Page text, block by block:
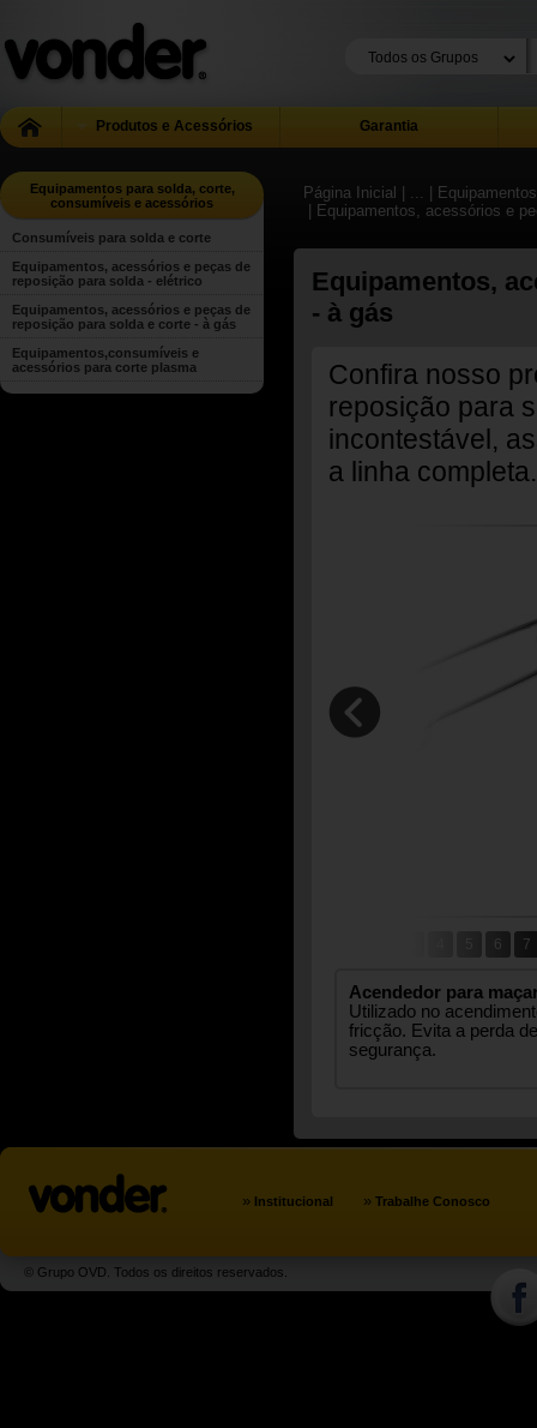
Produtos e Acessórios Garantia
Equipamentos para solda, corte,
consumíveis e acessórios
Consumíveis para solda e corte
Equipamentos, acessórios e peças de
reposição para solda - elétrico
Equipamentos, acessórios e peças de
reposição para solda e corte - à gás
Equipamentos,consumíveis e
acessórios para corte plasma
Página Inicial | ...
|
| Equipamentos, acessórios e
Equipamentos,
- à gás
Confira nosso
reposição para
incontestável,
a linha completa.
6 7
Acendedor para
Utilizado no
fricção. Evita a perda
segurança.
» Institucional » Trabalhe Conosco
© Grupo OVD. Todos os direitos reservados.